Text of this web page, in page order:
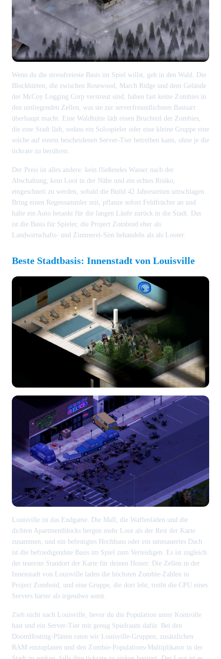
Wenn du die stressfreieste Basis im Spiel willst, geh in den Wald. Die
Blockhütten, die zwischen Rosewood, March Ridge und dem Gelände
der McCoy Logging Corp verstreut sind, haben fast keine Zombies in
den umliegenden Zellen, was sie zur serverfreundlichsten Basisart
überhaupt macht. Eine Waldhütte lädt einen Bruchteil der Zombies,
die eine Stadt lädt, sodass ein Solospieler oder eine kleine Gruppe eine
solche auf einem bescheidenen Server-Tier betreiben kann, ohne je die
tickrate zu berühren.
Der Preis ist alles andere: kein fließendes Wasser nach der
Abschaltung, kein Loot in der Nähe und ein echtes Risiko,
eingeschneit zu werden, sobald die Build 42 Jahreszeiten umschlagen.
Bring einen Regensammler mit, pflanze sofort Feldfrüchte an und
halte ein Auto betankt für die langen Läufe zurück in die Stadt. Das
ist die Basis für Spieler, die Project Zomboid eher als
Landwirtschafts- und Zimmerei-Sim behandeln als als Looter.
Beste Stadtbasis: Innenstadt von Louisville
Louisville ist das Endgame. Die Mall, die Waffenläden und die
dichten Apartmentblocks bergen mehr Loot als der Rest der Karte
zusammen, und ein befestigtes Hochhaus oder ein ummauertes Dach
ist die befriedigendste Basis im Spiel zum Verteidigen. Es ist zugleich
der teuerste Standort der Karte für deinen Hoster. Die Zellen in der
Innenstadt von Louisville laden die höchsten Zombie-Zahlen in
Project Zomboid, und eine Gruppe, die dort lebt, treibt die CPU eines
Servers härter als irgendwo sonst.
Zieh nicht nach Louisville, bevor du die Population unter Kontrolle
hast und ein Server-Tier mit genug Spielraum dafür. Bei den
DoomHosting-Plänen raten wir Louisville-Gruppen, zusätzlichen
RAM einzuplanen und den Zombie-Populations-Multiplikator in der